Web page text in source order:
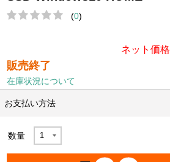
(0)
ネット価格
販売終了
在庫状況について
お支払い方法
数量